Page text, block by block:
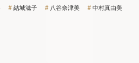
結城滋子 八谷奈津美
中村真由美